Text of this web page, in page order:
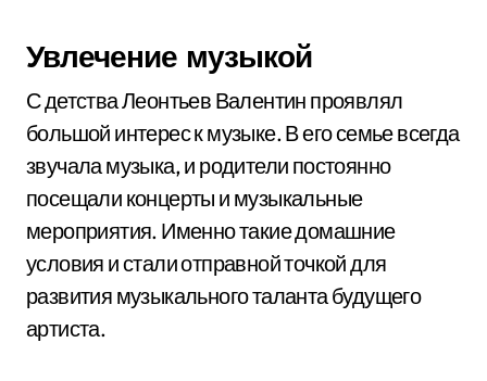
Увлечение музыкой
С детства Леонтьев Валентин проявлял
большой интерес к музыке. В его семье всегда
звучала музыка, и родители постоянно
посещали концерты и музыкальные
мероприятия. Именно такие домашние
условия и стали отправной точкой для
развития музыкального таланта будущего
артиста.